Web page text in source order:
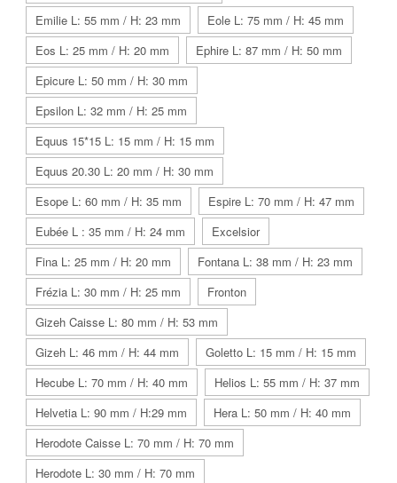
Emilie L: 55 mm / H: 23 mm
Eole L: 75 mm / H: 45 mm
Eos L: 25 mm / H: 20 mm
Ephire L: 87 mm / H: 50 mm
Epicure L: 50 mm / H: 30 mm
Epsilon L: 32 mm / H: 25 mm
Equus 15*15 L: 15 mm / H: 15 mm
Equus 20.30 L: 20 mm / H: 30 mm
Esope L: 60 mm / H: 35 mm
Espire L: 70 mm / H: 47 mm
Eubée L : 35 mm / H: 24 mm
Excelsior
Fina L: 25 mm / H: 20 mm
Fontana L: 38 mm / H: 23 mm
Frézia L: 30 mm / H: 25 mm
Fronton
Gizeh Caisse L: 80 mm / H: 53 mm
Gizeh L: 46 mm / H: 44 mm
Goletto L: 15 mm / H: 15 mm
Hecube L: 70 mm / H: 40 mm
Helios L: 55 mm / H: 37 mm
Helvetia L: 90 mm / H:29 mm
Hera L: 50 mm / H: 40 mm
Herodote Caisse L: 70 mm / H: 70 mm
Herodote L: 30 mm / H: 70 mm